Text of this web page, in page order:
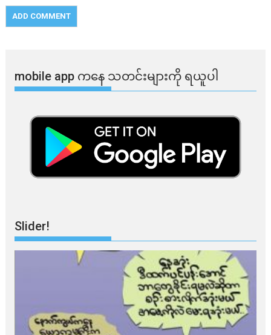
mobile app ​​ကနေ ​​သတင်းများကို ရယူပါ
Slider!